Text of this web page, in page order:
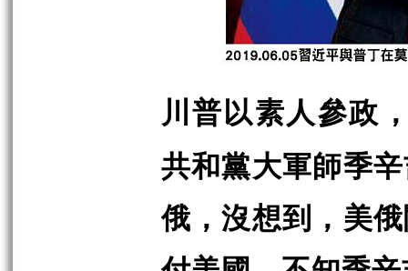
川普以素人參政
共和黨大軍師季
俄，沒想到，美